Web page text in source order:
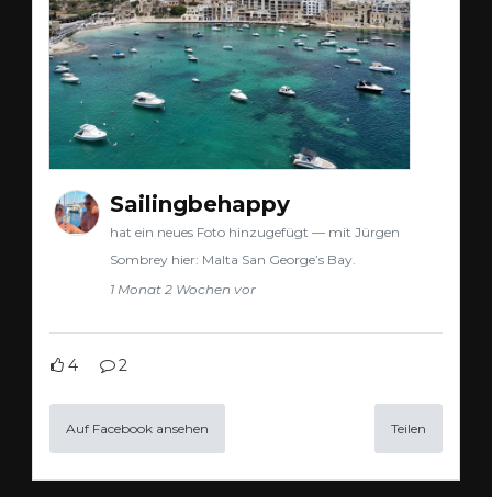
Sailingbehappy
hat ein neues Foto hinzugefügt — mit Jürgen
Sombrey hier: Malta San George’s Bay.
1 Monat 2 Wochen vor
4 2
Auf Facebook ansehen Teilen